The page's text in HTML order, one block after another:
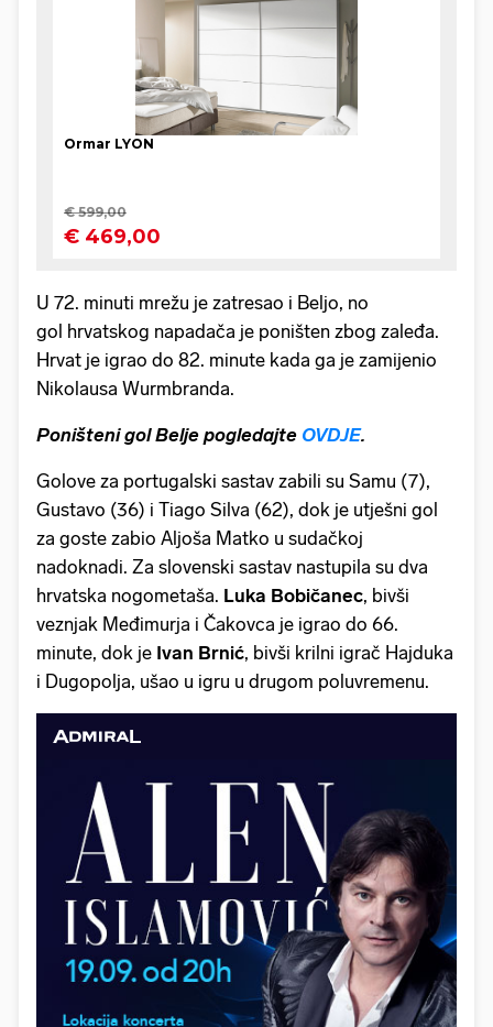
U 72. minuti mrežu je zatresao i Beljo, no
gol hrvatskog napadača je poništen zbog zaleđa.
Hrvat je igrao do 82. minute kada ga je zamijenio
Nikolausa Wurmbranda.
Poništeni gol Belje pogledajte OVDJE.
Golove za portugalski sastav zabili su Samu (7),
Gustavo (36) i Tiago Silva (62), dok je utješni gol
za goste zabio Aljoša Matko u sudačkoj
nadoknadi. Za slovenski sastav nastupila su dva
hrvatska nogometaša. Luka Bobičanec, bivši
veznjak Međimurja i Čakovca je igrao do 66.
minute, dok je Ivan Brnić, bivši krilni igrač Hajduka
i Dugopolja, ušao u igru u drugom poluvremenu.